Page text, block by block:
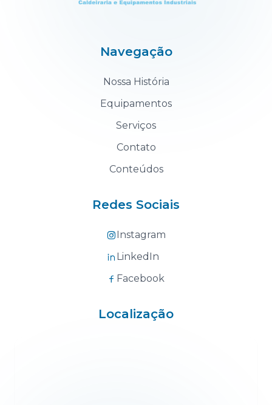
Navegação
Nossa História
Equipamentos
Serviços
Contato
Conteúdos
Redes Sociais
Instagram
LinkedIn
Facebook
Localização